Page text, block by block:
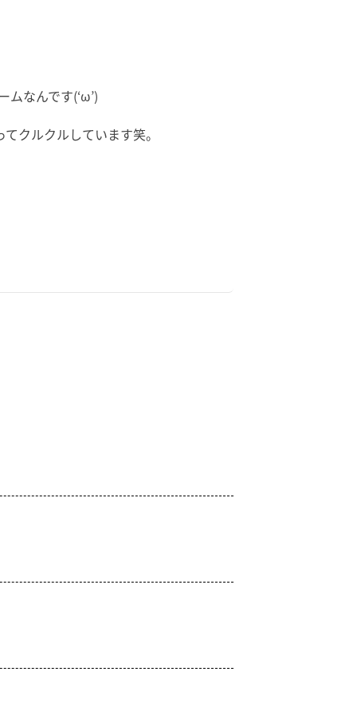
ムなんです(‘ω’)
クルクルしています笑。